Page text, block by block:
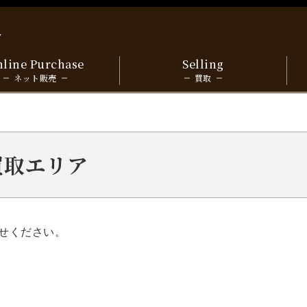
Purchase
ネット販売
Selling
買取
エリア
ださい。